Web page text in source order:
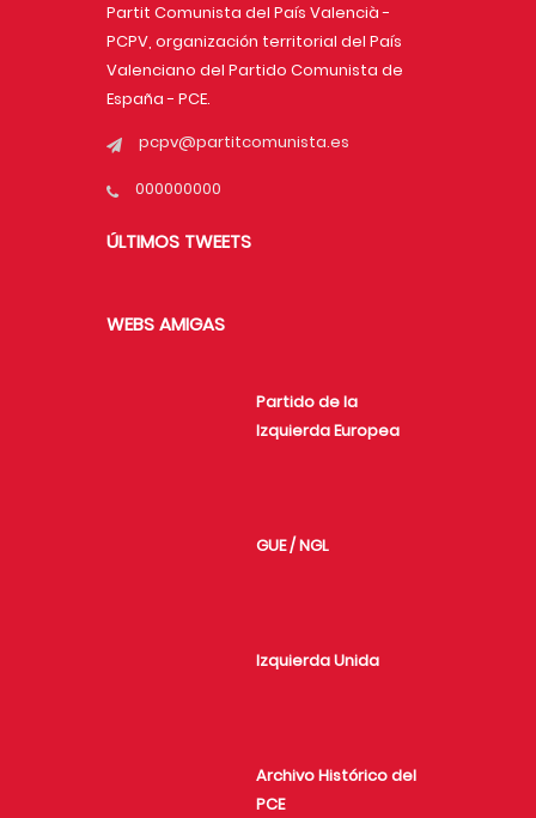
Partit Comunista del País Valencià -
PCPV, organización territorial del País
Valenciano del Partido Comunista de
España - PCE.
pcpv@partitcomunista.es
000000000
ÚLTIMOS TWEETS
WEBS AMIGAS
Partido de la
Izquierda Europea
GUE / NGL
Izquierda Unida
Archivo Histórico del
PCE